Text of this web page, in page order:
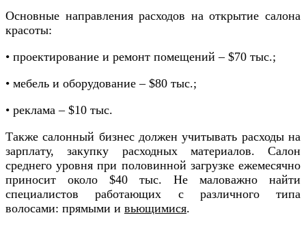
Основные направления расходов на открытие салона
красоты:
• проектирование и ремонт помещений – $70 тыс.;
• мебель и оборудование – $80 тыс.;
• реклама – $10 тыс.
Также салонный бизнес должен учитывать расходы на
зарплату, закупку расходных материалов. Салон
среднего уровня при половинной загрузке ежемесячно
приносит около $40 тыс. Не маловажно найти
специалистов работающих с различного типа
волосами: прямыми и вьющимися.